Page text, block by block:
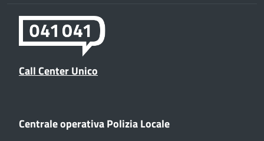
Call Center Unico
Centrale operativa Polizia Locale